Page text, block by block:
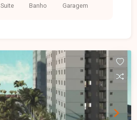
Suite Banho Garagem